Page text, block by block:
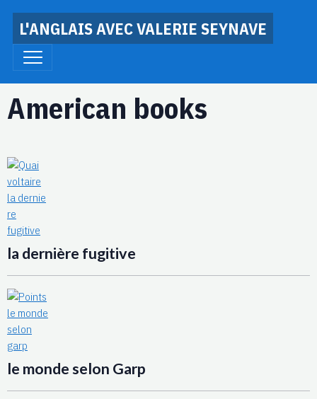
L'ANGLAIS AVEC VALERIE SEYNAVE
American books
la dernière fugitive
le monde selon Garp